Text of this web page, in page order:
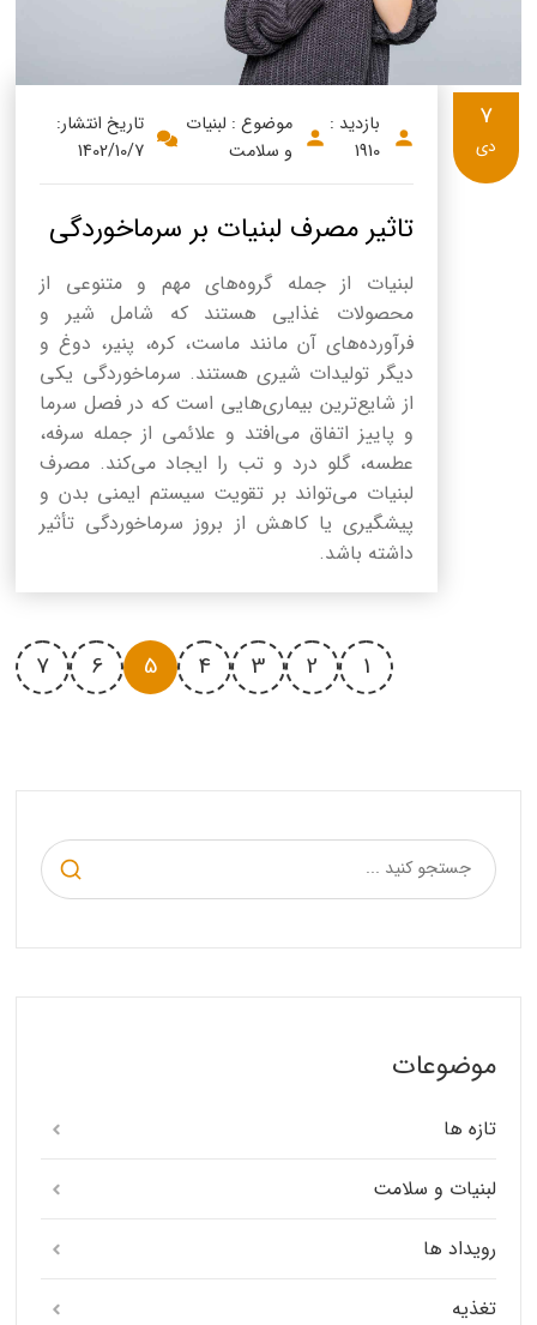
بازدید :
1910
موضوع : لبنیات
و سلامت
تاریخ انتشار:
1402/10/7
تاثیر مصرف لبنیات بر سرماخوردگی
لبنیات از جمله گروه‌های مهم و متنوعی از
محصولات غذایی هستند که شامل شیر و
فرآورده‌های آن مانند ماست، کره، پنیر، دوغ و
دیگر تولیدات شیری هستند. سرماخوردگی یکی
از شایع‌ترین بیماری‌هایی است که در فصل سرما
و پاییز اتفاق می‌افتد و علائمی از جمله سرفه،
عطسه، گلو درد و تب را ایجاد می‌کند. مصرف
لبنیات می‌تواند بر تقویت سیستم ایمنی بدن و
پیشگیری یا کاهش از بروز سرماخوردگی تأثیر
داشته باشد.
7
دی
1
2
3
4
5
6
7
موضوعات
تازه ها
لبنیات و سلامت
رویداد ها
تغذیه